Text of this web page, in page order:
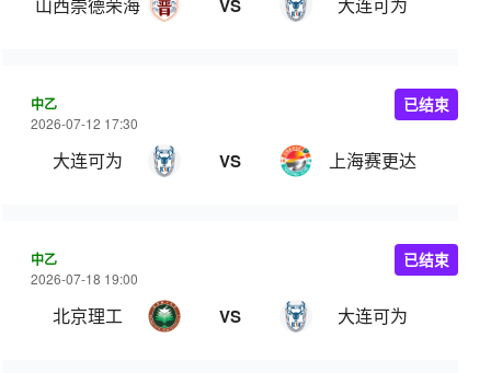
VS
中乙
2026-07-12 17:30
大连可为 VS 上海赛更达
已结束
中乙
2026-07-18 19:00
北京理工 VS 大连可为
已结束